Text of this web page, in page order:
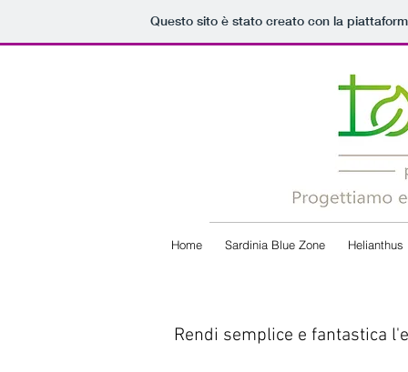
Questo sito è stato creato con la
Home Sardinia Blue Zone Helianthus
Rendi semplice e fantastica